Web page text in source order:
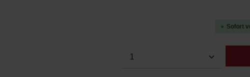
Durchschnittliche Bewertung von 0
Sofort
Produkt Anzahl: Gib